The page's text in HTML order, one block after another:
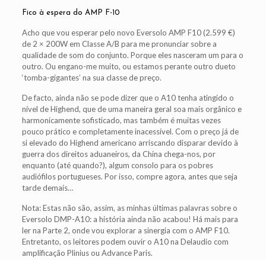
Fico à espera do AMP F-10
Acho que vou esperar pelo novo Eversolo AMP F10 (2.599 €)
de 2 × 200W em Classe A/B para me pronunciar sobre a
qualidade de som do conjunto. Porque eles nasceram um para o
outro. Ou engano-me muito, ou estamos perante outro dueto
‘tomba-gigantes’ na sua classe de preço.
De facto, ainda não se pode dizer que o A10 tenha atingido o
nível de Highend, que de uma maneira geral soa mais orgânico e
harmonicamente sofisticado, mas também é muitas vezes
pouco prático e completamente inacessível. Com o preço já de
si elevado do Highend americano arriscando disparar devido à
guerra dos direitos aduaneiros, da China chega-nos, por
enquanto (até quando?), algum consolo para os pobres
audiófilos portugueses. Por isso, compre agora, antes que seja
tarde demais…
Nota: Estas não são, assim, as minhas últimas palavras sobre o
Eversolo DMP-A10: a história ainda não acabou! Há mais para
ler na Parte 2, onde vou explorar a sinergia com o AMP F10.
Entretanto, os leitores podem ouvir o A10 na Delaudio com
amplificação Plinius ou Advance Paris.